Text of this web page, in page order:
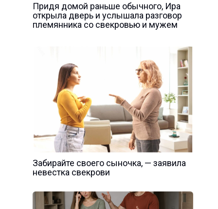
Придя домой раньше обычного, Ира
открыла дверь и услышала разговор
племянника со свекровью и мужем
Забирайте своего сыночка, — заявила
невестка свекрови